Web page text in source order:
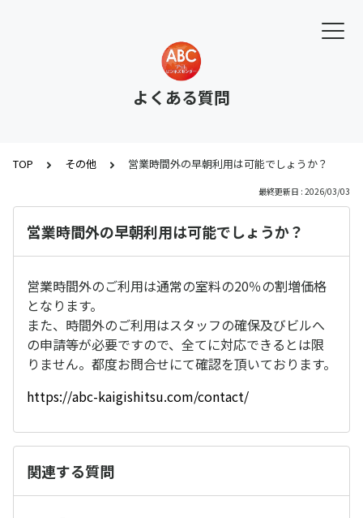
よくある質問
TOP その他 営業時間外の早朝利用は可能でしょうか？
最終更新日 : 2026/03/03
営業時間外の早朝利用は可能でしょうか？
営業時間外のご利用は通常の室料の20％の割増価格
となります。
また、時間外のご利用はスタッフの確保及びビルへ
の申請等が必要ですので、全てに対応できるとは限
りません。都度お問合せにて確認を頂いております。
https://abc-kaigishitsu.com/contact/
関連する質問